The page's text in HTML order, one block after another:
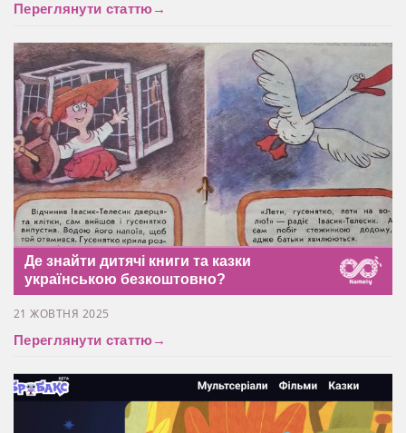
Переглянути статтю→
Де знайти дитячі книги та казки
українською безкоштовно?
21 ЖОВТНЯ 2025
Переглянути статтю→